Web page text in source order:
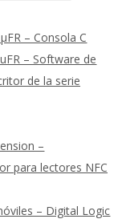
– Consola C
– Software de
de la serie
–
para lectores NFC
– Digital Logic